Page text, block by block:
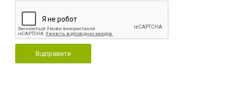
Відправити